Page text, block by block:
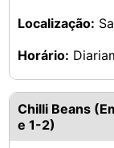
Localização:
Horário:
Chilli Beans
e 1-2)